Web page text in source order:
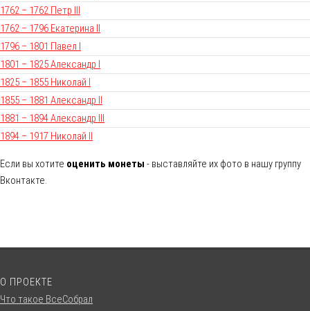
1762 – 1762 Петр III
1762 – 1796 Екатерина II
1796 – 1801 Павел I
1801 – 1825 Александр I
1825 – 1855 Николай I
1855 – 1881 Александр II
1881 – 1894 Александр III
1894 – 1917 Николай II
Если вы хотите оценить монеты - выставляйте их фото в нашу группу
Вконтакте.
О ПРОЕКТЕ
Что такое ВсеСобрал